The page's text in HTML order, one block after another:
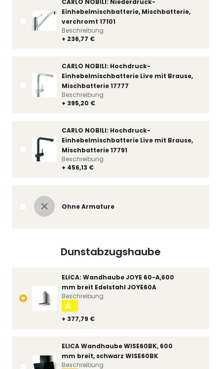
CARLO NOBILI: Niederdruck-
Einhebelmischbatterie, Mischbatterie,
verchromt 17101
+ 236,77 €
Beschreibung
CARLO NOBILI: Hochdruck-
Einhebelmischbatterie Live mit Brause,
Mischbatterie 17777
+ 395,20 €
Beschreibung
CARLO NOBILI: Hochdruck-
Einhebelmischbatterie Live mit Brause,
Mischbatterie 17791
+ 456,13 €
Beschreibung
Ohne Armature
Dunstabzugshaube
ELICA: Wandhaube JOYE 60-A,600
mm breit Edelstahl JOYE60A
+ 377,79 €
A
Beschreibung
ELICA Wandhaube WISE60BK, 600
mm breit, schwarz WISE60BK
Beschreibung